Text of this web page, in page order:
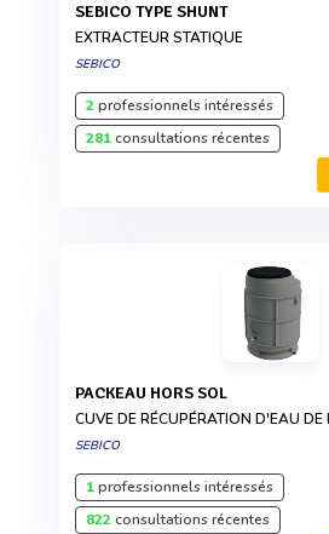
SEBICO TYPE SHUNT
EXTRACTEUR STATIQUE
SEBICO
2professionnels intéressés
281consultations récentes
PACKEAU HORS SOL
CUVE DE RÉCUPÉRATION D'EAU DE
SEBICO
1professionnels intéressés
822consultations récentes